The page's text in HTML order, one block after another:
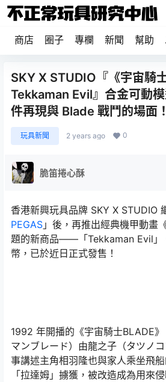
商店 圈子 專欄 新聞 幫助
SKY X STUDIO『《宇宙騎
Tekkaman Evil』合金可動
件再現與 Blade 戰鬥的場面！
玩具新聞 2 years ago 0
脆笛捲心酥
香港新興玩具品牌 SKY X STUDIO
PEGAS 」後，再推出經典機甲動畫
題的新商品——「Tekkaman Evil」
幣，已於近日正式發售！
1992 年開播的《宇宙騎士BLADE
マンブレード）由龍之子（タツノ
事講述主角相羽隆也與家人乘坐飛
「拉達姆」擄獲，被改造成為用來